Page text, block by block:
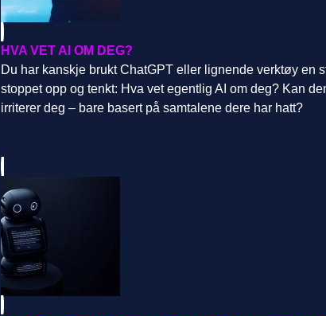
HVA VET AI OM DEG?
Du har kanskje brukt ChatGPT eller lignende verktøy en
stoppet opp og tenkt: Hva vet egentlig AI om deg? Kan
irriterer deg – bare basert på samtalene dere har hatt?